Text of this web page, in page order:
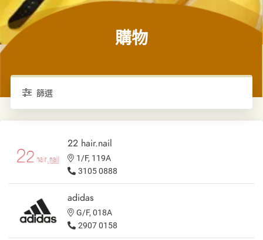
購物
篩選
22 hair.nail
1/F, 119A
3105 0888
adidas
G/F, 018A
2907 0158